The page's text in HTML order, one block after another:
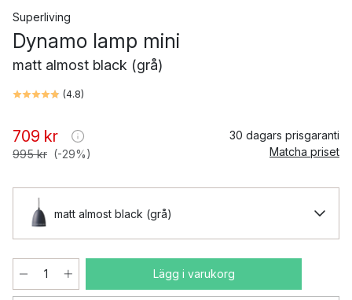
Superliving
Dynamo lamp mini
matt almost black (grå)
(4.8)
709 kr
995 kr (-29%)
30 dagars prisgaranti
Matcha priset
matt almost black (grå)
Lägg i varukorg